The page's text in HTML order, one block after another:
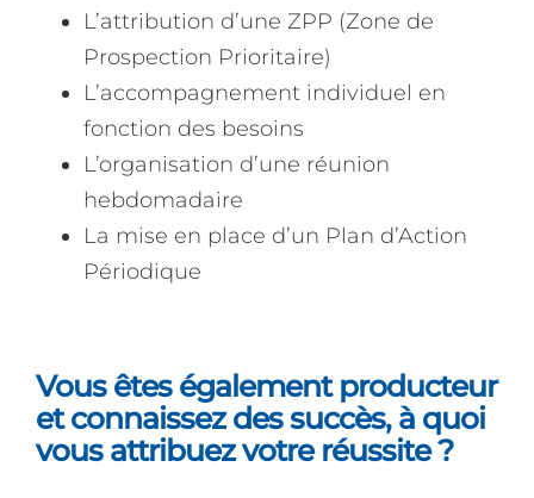
L’attribution d’une ZPP (Zone de
Prospection Prioritaire)
L’accompagnement individuel en
fonction des besoins
L’organisation d’une réunion
hebdomadaire
La mise en place d’un Plan d’Action
Périodique
Vous êtes également producteur
et connaissez des succès, à quoi
vous attribuez votre réussite ?